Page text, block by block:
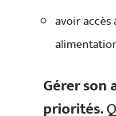
avoir
Gérer son
priorités.